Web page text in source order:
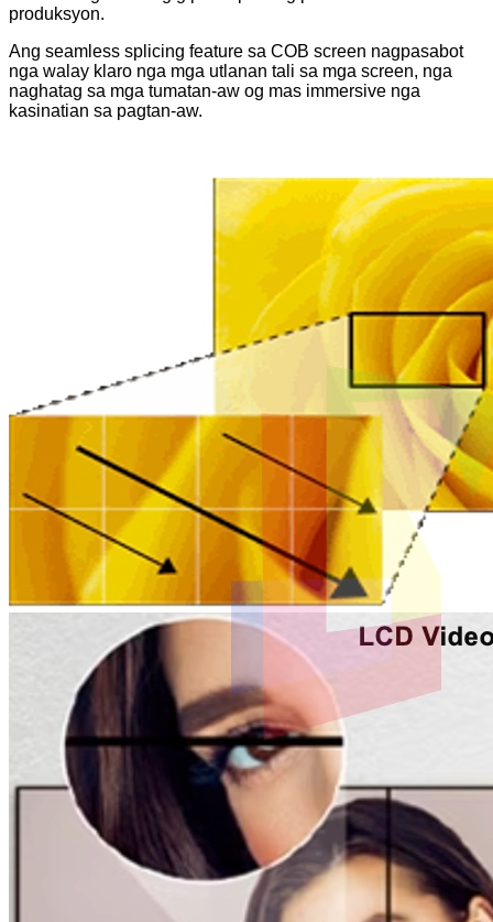
produksyon.
Ang seamless splicing feature sa COB screen nagpasabot
nga walay klaro nga mga utlanan tali sa mga screen, nga
naghatag sa mga tumatan-aw og mas immersive nga
kasinatian sa pagtan-aw.